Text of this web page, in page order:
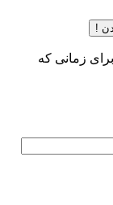
!
زمانی که